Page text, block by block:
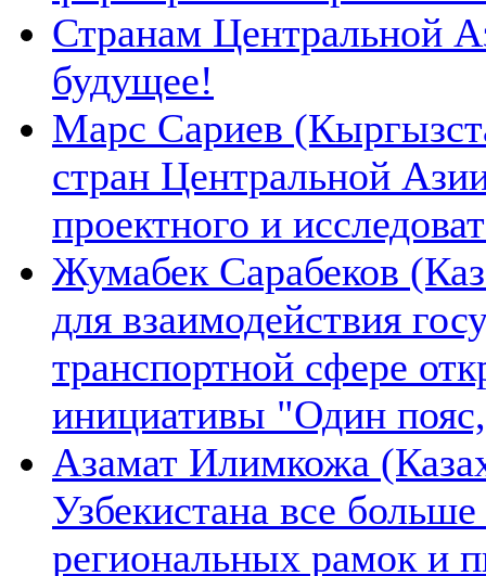
Странам Центральной
будущее!
Марс Сариев
стран Центральной
проектного и
Жумабек Сарабеков
для взаимодействия
транспортной сфере
инициативы "Один
Азамат Илимкожа
Узбекистана все
региональных рамок и